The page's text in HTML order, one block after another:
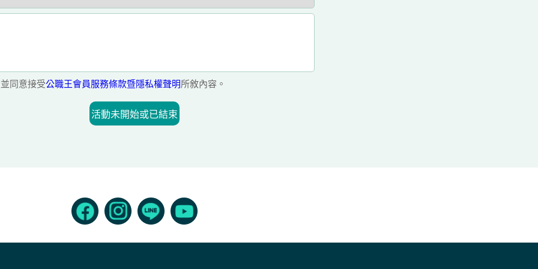
同意接受公職王會員服務條款暨隱私權聲明所敘內容。
活動未開始或已結束